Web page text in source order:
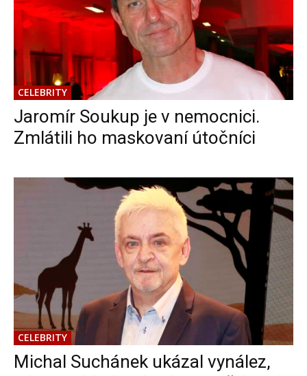
CELEBRITY
Jaromír Soukup je v nemocnici.
Zmlátili ho maskovaní útočníci
CELEBRITY
Michal Suchánek ukázal vynález,